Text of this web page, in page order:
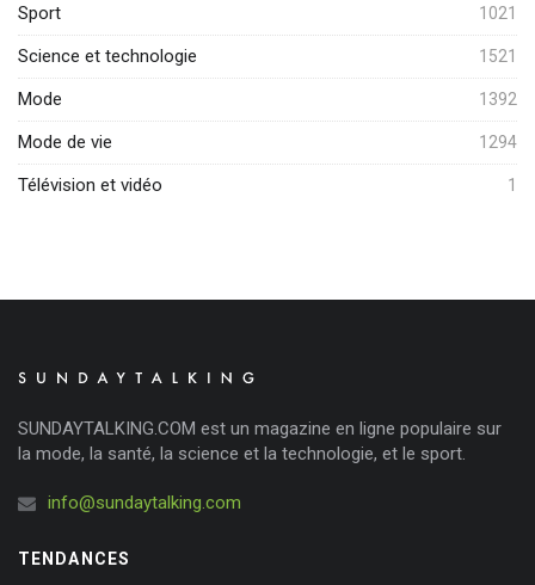
Sport 1021
Science et technologie 1521
Mode 1392
Mode de vie 1294
Télévision et vidéo 1
SUNDAYTALKING.COM est un magazine en ligne populaire sur
la mode, la santé, la science et la technologie, et le sport.
info@sundaytalking.com
TENDANCES